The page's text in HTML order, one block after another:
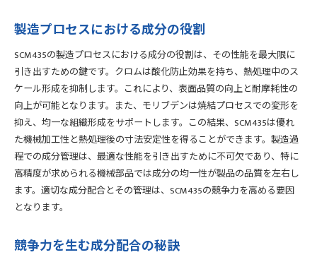
製造プロセスにおける成分の役割
SCM435の製造プロセスにおける成分の役割は、その性能を最大限に
引き出すための鍵です。クロムは酸化防止効果を持ち、熱処理中のス
ケール形成を抑制します。これにより、表面品質の向上と耐摩耗性の
向上が可能となります。また、モリブデンは焼結プロセスでの変形を
抑え、均一な組織形成をサポートします。この結果、SCM435は優れ
た機械加工性と熱処理後の寸法安定性を得ることができます。製造過
程での成分管理は、最適な性能を引き出すために不可欠であり、特に
高精度が求められる機械部品では成分の均一性が製品の品質を左右し
ます。適切な成分配合とその管理は、SCM435の競争力を高める要因
となります。
競争力を生む成分配合の秘訣